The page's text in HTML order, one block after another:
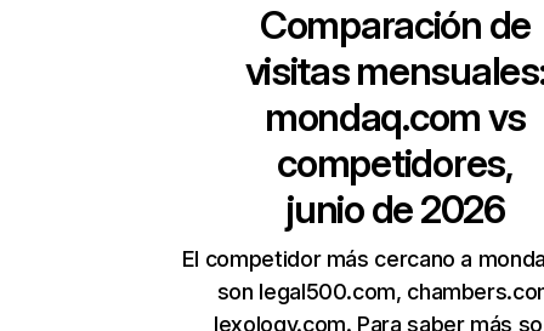
Comparación de
visitas
mondaq.comvs
competidores,
junio de 2026
El competidor más cercano a
son legal500.com,
lexology.com. Para saber más